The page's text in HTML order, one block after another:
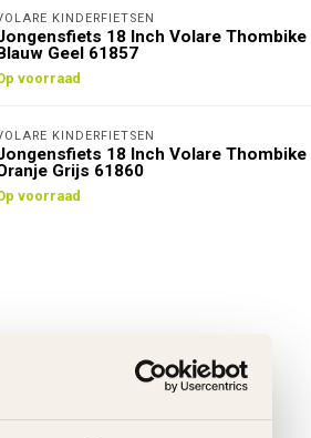
KINDERFIETSEN
18 Inch Volare Thombike
Geel 61857
voorraad
KINDERFIETSEN
18 Inch Volare Thombike
Grijs 61860
voorraad